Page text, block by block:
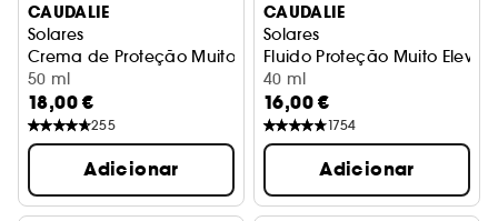
CAUDALIE
Solares
Crema de Proteção Muito Elevada FPS50+
50 ml
18,00 €
255
Adicionar
CAUDALIE
Solares
Fluido Proteção Muito
40 ml
16,00 €
1754
Adicionar